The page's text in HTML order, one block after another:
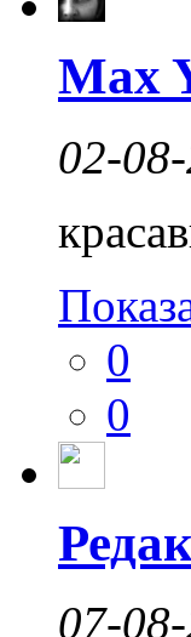
Max
02-
0
0
07-